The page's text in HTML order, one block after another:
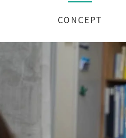
CONCEPT